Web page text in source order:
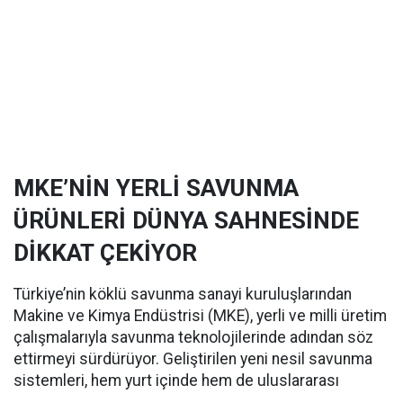
MKE’NİN YERLİ SAVUNMA
ÜRÜNLERİ DÜNYA SAHNESİNDE
DİKKAT ÇEKİYOR
Türkiye’nin köklü savunma sanayi kuruluşlarından
Makine ve Kimya Endüstrisi (MKE), yerli ve milli üretim
çalışmalarıyla savunma teknolojilerinde adından söz
ettirmeyi sürdürüyor. Geliştirilen yeni nesil savunma
sistemleri, hem yurt içinde hem de uluslararası